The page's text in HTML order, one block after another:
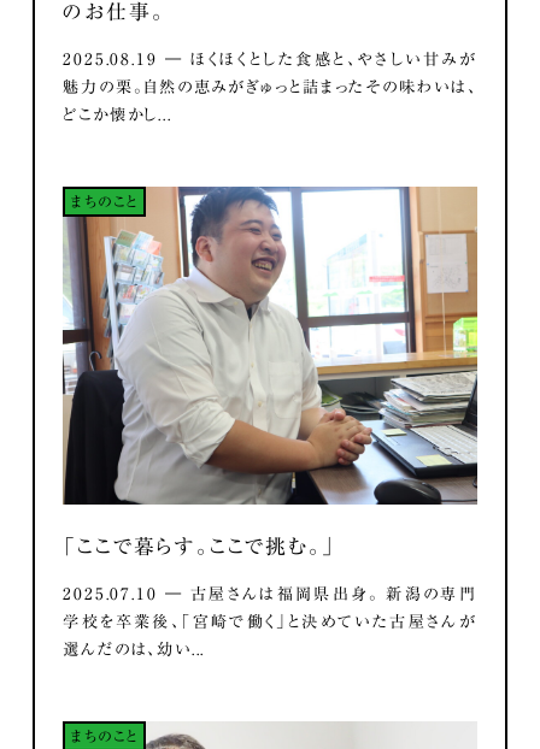
のお仕事。
2025.08.19 ― ほくほくとした食感と、やさしい甘みが
魅力の栗。自然の恵みがぎゅっと詰まったその味わいは、
どこか懐かし...
まちのこと
「ここで暮らす。ここで挑む。」
2025.07.10 ― 古屋さんは福岡県出身。 新潟の専門
学校を卒業後、「宮崎で働く」と決めていた古屋さんが
選んだのは、幼い...
まちのこと